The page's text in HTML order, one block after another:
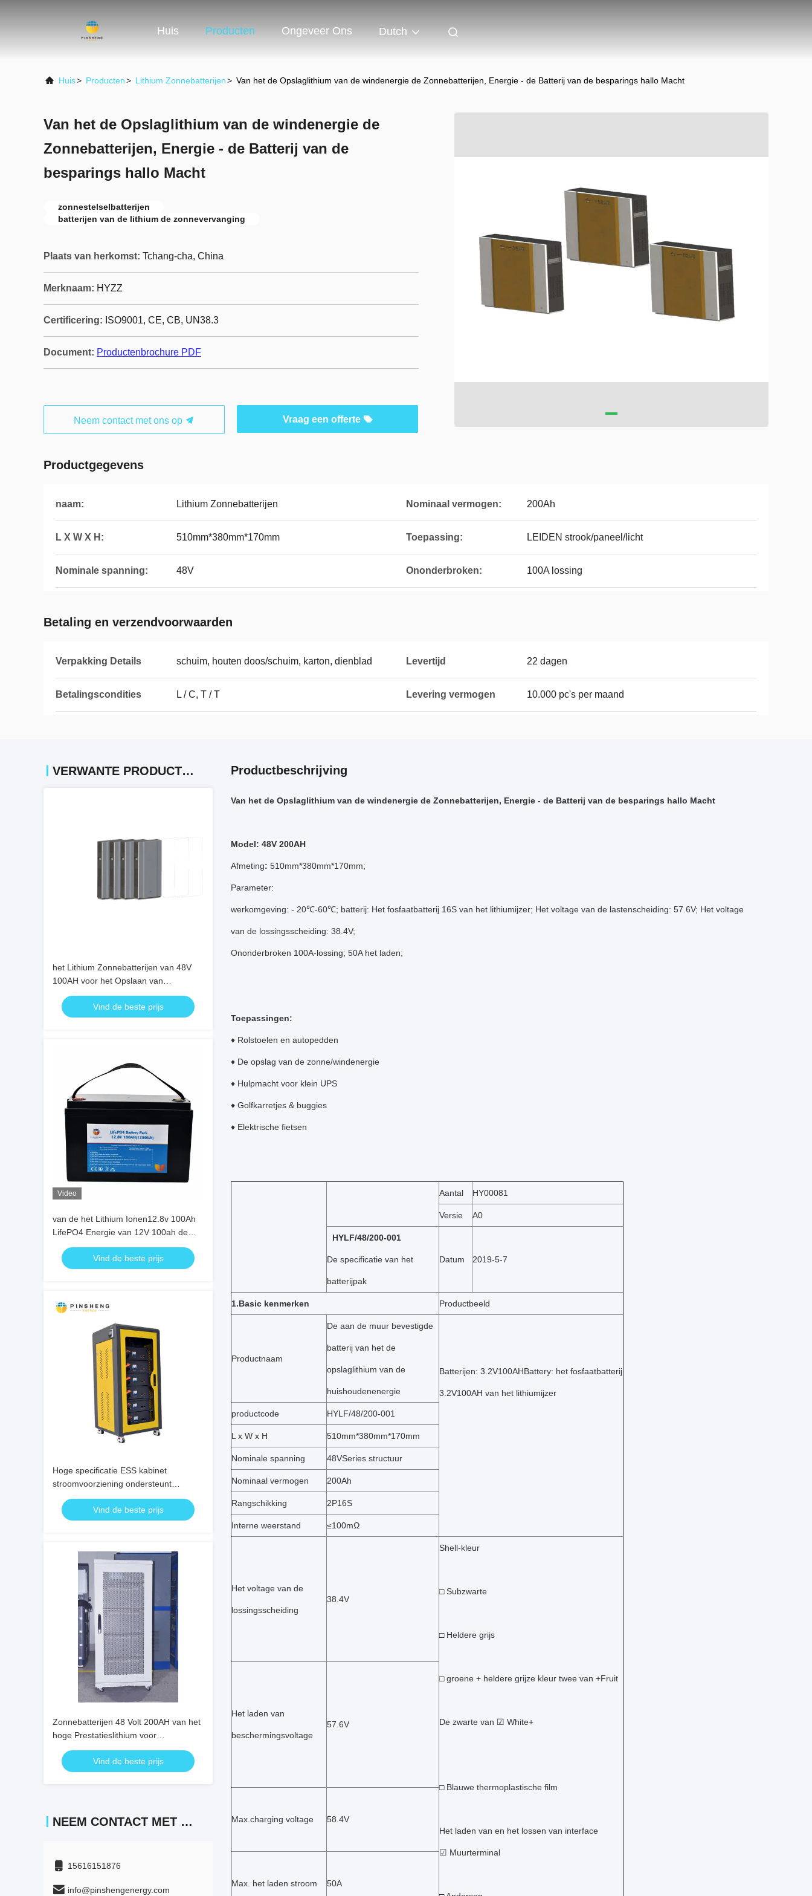
Huis Producten Ongeveer Ons Dutch
Huis> Producten> Lithium Zonnebatterijen> Van het de Opslaglithium van de windenergie de Zonnebatterijen, Energie - de Batterij van de besparings hallo Macht
Van het de Opslaglithium van de windenergie de
Zonnebatterijen, Energie - de Batterij van de
besparings hallo Macht
zonnestelselbatterijen
batterijen van de lithium de zonnevervanging
Plaats van herkomst: Tchang-cha, China
Merknaam: HYZZ
Certificering: ISO9001, CE, CB, UN38.3
Document: Productenbrochure PDF
Neem contact met ons op Vraag een offerte
Productgegevens
naam: Lithium Zonnebatterijen Nominaal vermogen: 200Ah
L X W X H: 510mm*380mm*170mm Toepassing: LEIDEN strook/paneel/licht
Nominale spanning: 48V Ononderbroken: 100A lossing
Betaling en verzendvoorwaarden
Verpakking Details schuim, houten doos/schuim, karton, dienblad Levertijd 22 dagen
Betalingscondities L / C, T / T Levering vermogen 10.000 pc's per maand
VERWANTE PRODUCTEN
het Lithium Zonnebatterijen van 48V
100AH voor het Opslaan van
Zonneelektriciteits Kleine Grootte
Vind de beste prijs
Video
van de het Lithium Ionen12.8v 100Ah
LifePO4 Energie van 12V 100ah de
Accupak voor Zonne
Vind de beste prijs
Hoge specificatie ESS kabinet
stroomvoorziening ondersteunt
verschillende aanpassing
Vind de beste prijs
Zonnebatterijen 48 Volt 200AH van het
hoge Prestatieslithium voor
Zonnestraatlantaarn
Vind de beste prijs
NEEM CONTACT MET ONS OP
15616151876
info@pinshengenergy.com
Productbeschrijving
Van het de Opslaglithium van de windenergie de Zonnebatterijen, Energie - de Batterij van de besparings hallo Macht
Model: 48V 200AH
Afmeting: 510mm*380mm*170mm;
Parameter:
werkomgeving: - 20℃-60℃; batterij: Het fosfaatbatterij 16S van het lithiumijzer; Het voltage van de lastenscheiding: 57.6V; Het voltage
van de lossingsscheiding: 38.4V;
Ononderbroken 100A-lossing; 50A het laden;
Toepassingen:
♦ Rolstoelen en autopedden
♦ De opslag van de zonne/windenergie
♦ Hulpmacht voor klein UPS
♦ Golfkarretjes & buggies
♦ Elektrische fietsen
Aantal HY00081
Versie A0
HYLF/48/200-001
De specificatie van het
batterijpak
Datum 2019-5-7
1.Basic kenmerken Productbeeld
Productnaam
De aan de muur bevestigde
batterij van het de
opslaglithium van de
huishoudenenergie
Batterijen: 3.2V100AHBattery: het fosfaatbatterij
3.2V100AH van het lithiumijzer
productcode HYLF/48/200-001
L x W x H 510mm*380mm*170mm
Nominale spanning 48VSeries structuur
Nominaal vermogen 200Ah
Rangschikking 2P16S
Interne weerstand ≤100mΩ
Het voltage van de
lossingsscheiding
38.4V
Shell-kleur
□ Subzwarte
□ Heldere grijs
□ groene + heldere grijze kleur twee van +Fruit
De zwarte van ☑ White+
□ Blauwe thermoplastische film
Het laden van en het lossen van interface
☑ Muurterminal
Het laden van
beschermingsvoltage
57.6V
Max.charging voltage 58.4V
Max. het laden stroom 50A